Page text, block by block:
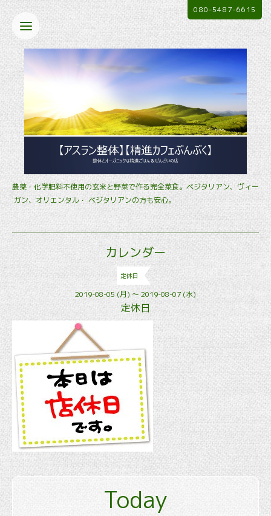
農薬・化学肥料不使用の玄米と野菜で作る完全菜食。ベジタリアン、ヴィー
ガン、オリエンタル・ ベジタリアンの方も安心。
080-5487-6615
カレンダー
定休日
2019-08-05 (月) ～ 2019-08-07 (水)
定休日
Today